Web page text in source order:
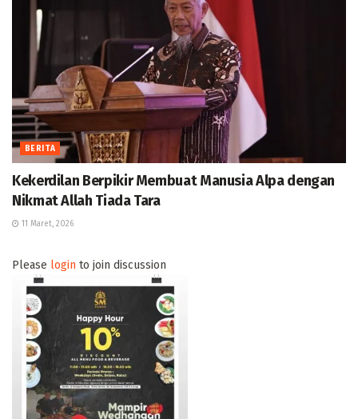
BERITA
Kekerdilan Berpikir Membuat Manusia Alpa dengan
Nikmat Allah Tiada Tara
11 Maret, 2026
Please login to join discussion